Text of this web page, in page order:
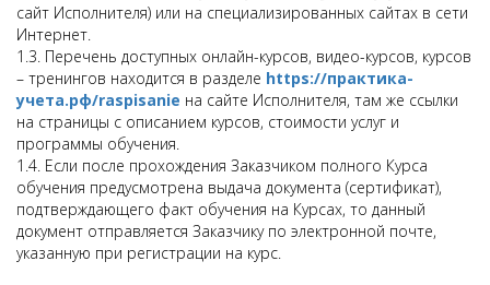
сайт Исполнителя) или на специализированных сайтах в сети
Интернет.
1.3. Перечень доступных онлайн-курсов, видео-курсов, курсов
– тренингов находится в разделе https://практика-
учета.рф/raspisanie на сайте Исполнителя, там же ссылки
на страницы с описанием курсов, стоимости услуг и
программы обучения.
1.4. Если после прохождения Заказчиком полного Курса
обучения предусмотрена выдача документа (сертификат),
подтверждающего факт обучения на Курсах, то данный
документ отправляется Заказчику по электронной почте,
указанную при регистрации на курс.